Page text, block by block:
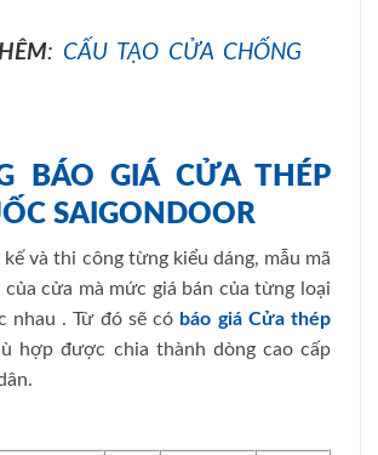
: CẤU TẠO CỬA CHỐNG
BÁO GIÁ CỬA THÉP
SAIGONDOOR
và thi công từng kiểu dáng, mẫu mã
cửa mà mức giá bán của từng loại
nhau . Từ đó sẽ có báo giá Cửa thép
hợp được chia thành dòng cao cấp